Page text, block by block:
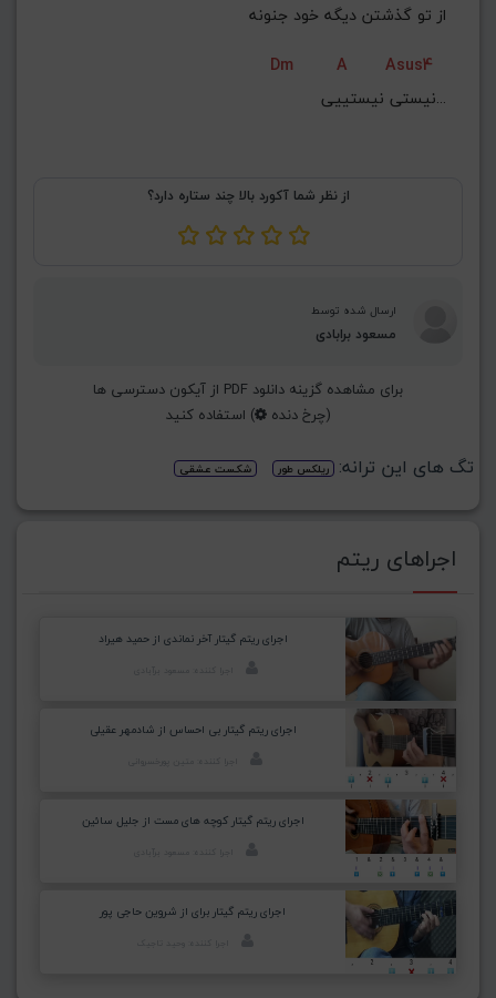
از تو گذشتن دیگه خود جنونه
Dm
A
Asus4
نیستی نیستییی...
از نظر شما آکورد بالا چند ستاره دارد؟
ارسال شده توسط
مسعود برابادی
برای مشاهده گزینه دانلود PDF از آیکون دسترسی ها
(چرخ دنده ) استفاده کنید
تگ های این ترانه: ریلکس طور شکست عشقی
اجراهای ریتم
اجرای ریتم گیتار آخر نماندی از حمید هیراد
اجرای ریتم گیتار بی احساس از شادمهر عقیلی
اجرای ریتم گیتار کوچه های مست از جلیل سائین
اجرای ریتم گیتار برای از شروین حاجی پور